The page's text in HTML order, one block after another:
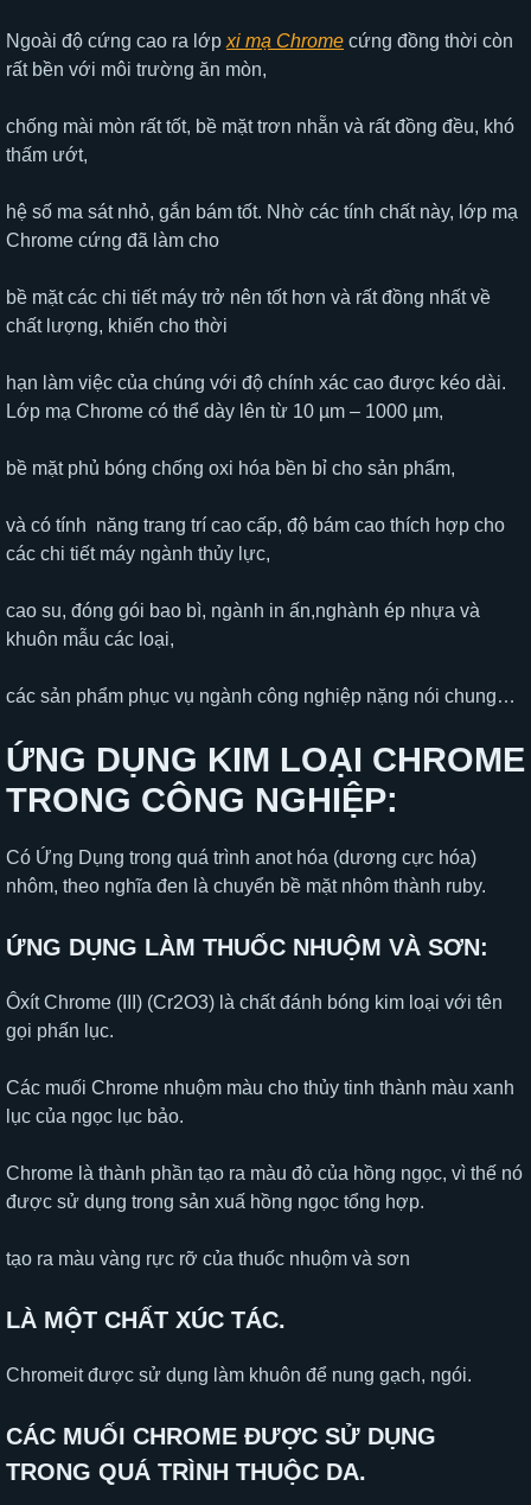
Ngoài độ cứng cao ra lớp xi mạ Chrome cứng đồng thời còn
rất bền với môi trường ăn mòn,
chống mài mòn rất tốt, bề mặt trơn nhẵn và rất đồng đều, khó
thấm ướt,
hệ số ma sát nhỏ, gắn bám tốt. Nhờ các tính chất này, lớp mạ
Chrome cứng đã làm cho
bề mặt các chi tiết máy trở nên tốt hơn và rất đồng nhất về
chất lượng, khiến cho thời
hạn làm việc của chúng với độ chính xác cao được kéo dài.
Lớp mạ Chrome có thể dày lên từ 10 µm – 1000 µm,
bề mặt phủ bóng chống oxi hóa bền bỉ cho sản phẩm,
và có tính năng trang trí cao cấp, độ bám cao thích hợp cho
các chi tiết máy ngành thủy lực,
cao su, đóng gói bao bì, ngành in ấn,nghành ép nhựa và
khuôn mẫu các loại,
các sản phẩm phục vụ ngành công nghiệp nặng nói chung…
ỨNG DỤNG KIM LOẠI CHROME
TRONG CÔNG NGHIỆP:
Có Ứng Dụng trong quá trình anot hóa (dương cực hóa)
nhôm, theo nghĩa đen là chuyển bề mặt nhôm thành ruby.
ỨNG DỤNG LÀM THUỐC NHUỘM VÀ SƠN:
Ôxít Chrome (III) (Cr2O3) là chất đánh bóng kim loại với tên
gọi phấn lục.
Các muối Chrome nhuộm màu cho thủy tinh thành màu xanh
lục của ngọc lục bảo.
Chrome là thành phần tạo ra màu đỏ của hồng ngọc, vì thế nó
được sử dụng trong sản xuấ hồng ngọc tổng hợp.
tạo ra màu vàng rực rỡ của thuốc nhuộm và sơn
LÀ MỘT CHẤT XÚC TÁC.
Chromeit được sử dụng làm khuôn để nung gạch, ngói.
CÁC MUỐI CHROME ĐƯỢC SỬ DỤNG
TRONG QUÁ TRÌNH THUỘC DA.